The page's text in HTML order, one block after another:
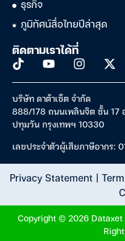
ธุรกิจ
ภูมิทัศน์สื่อไทยปีล่าสุด
ติดตามเราได้ที่
บริษัท ดาต้าเซ็ต จำกัด
888/178 ถนนเพลินจิต ชั้น 17
ปทุมวัน กรุงเทพฯ 10330
เลขประจำตัวผู้เสียภาษีอากร:
Privacy Statement|
Copyright © 2026